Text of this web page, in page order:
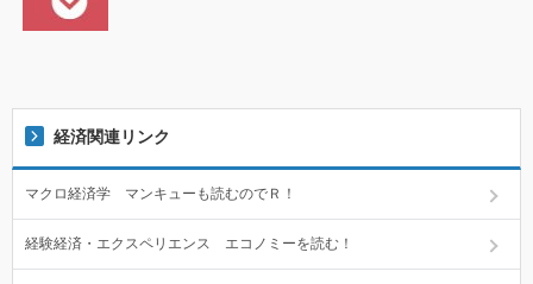
経済関連リンク
マクロ経済学 マンキューも読むのでＲ！
経験経済・エクスペリエンス エコノミーを読む！